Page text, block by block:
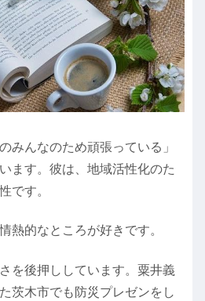
みんなのため頑張っている」
ます。彼は、地域活性化のた
です。
熱的なところが好きです。
を後押ししています。粟井義
茨木市でも防災プレゼンをし